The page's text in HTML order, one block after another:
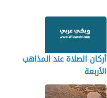
أركان الصلاة عند المذاهب
الأربعة